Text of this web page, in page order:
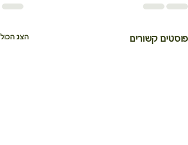
פוסטים קשורים הצג הכול